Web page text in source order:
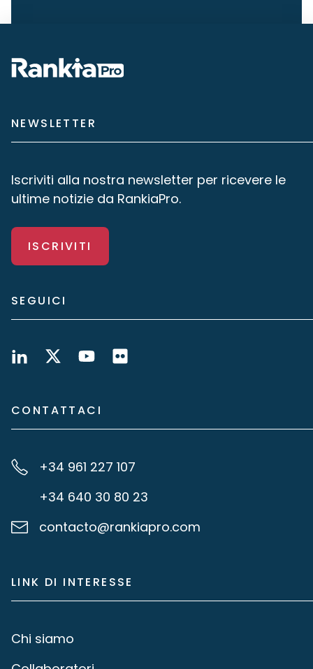
NEWSLETTER
Iscriviti alla nostra newsletter per ricevere le
ultime notizie da RankiaPro.
ISCRIVITI
SEGUICI
CONTATTACI
+34 961 227 107
+34 640 30 80 23
contacto@rankiapro.com
LINK DI INTERESSE
Chi siamo